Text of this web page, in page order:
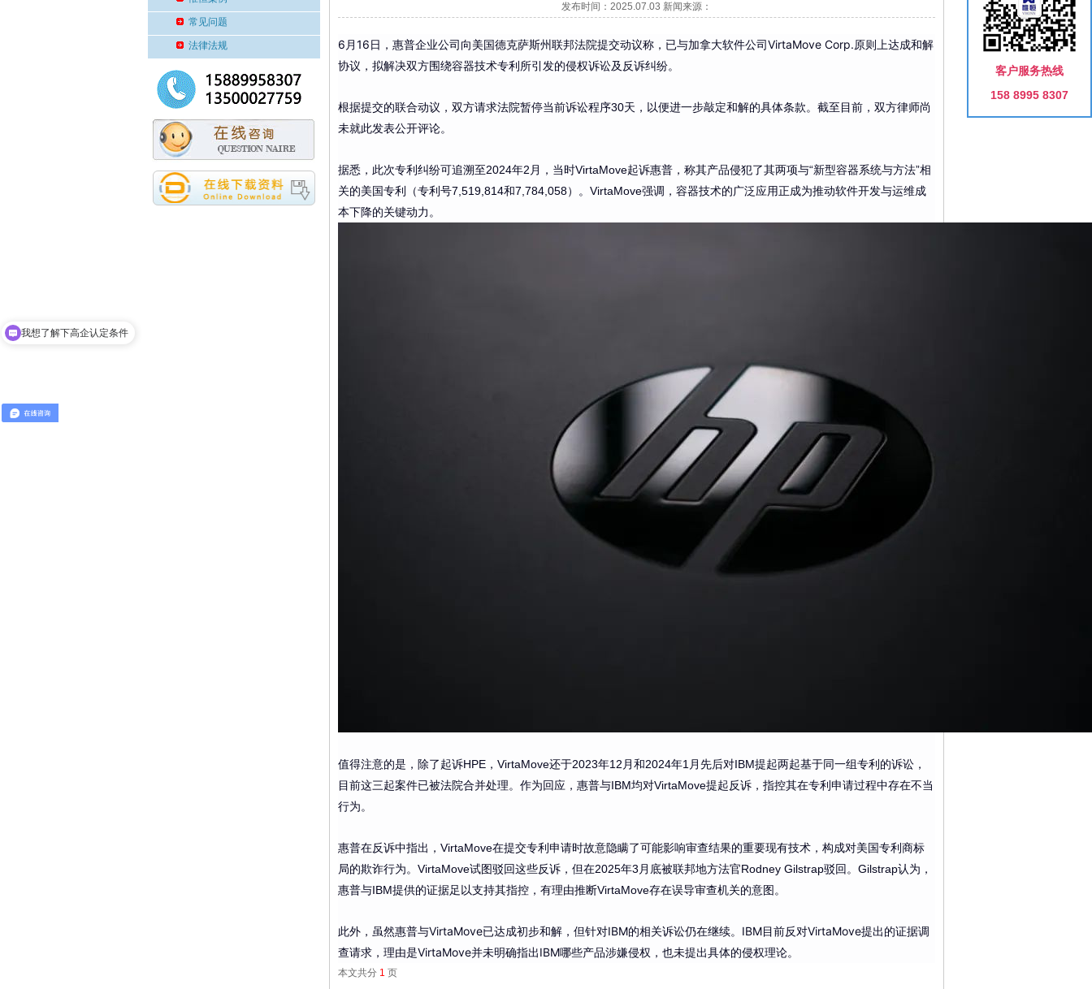
常见问题
法律法规
发布时间： 2025.07.03 新闻来源：
6月16日，惠普企业公司向美国德克萨斯州联邦法院提交动议称，已与加拿大软件公司VirtaMove Corp.原则上达成和解
协议，拟解决双方围绕容器技术专利所引发的侵权诉讼及反诉纠纷。
根据提交的联合动议，双方请求法院暂停当前诉讼程序30天，以便进一步敲定和解的具体条款。截至目前，双方律师尚
未就此发表公开评论。
据悉，此次专利纠纷可追溯至2024年2月，当时VirtaMove起诉惠普，称其产品侵犯了其两项与“新型容器系统与方法”相
关的美国专利（专利号7,519,814和7,784,058）。VirtaMove强调，容器技术的广泛应用正成为推动软件开发与运维成
本下降的关键动力。
值得注意的是，除了起诉HPE，VirtaMove还于2023年12月和2024年1月先后对IBM提起两起基于同一组专利的诉讼，
目前这三起案件已被法院合并处理。作为回应，惠普与IBM均对VirtaMove提起反诉，指控其在专利申请过程中存在不当
行为。
惠普在反诉中指出，VirtaMove在提交专利申请时故意隐瞒了可能影响审查结果的重要现有技术，构成对美国专利商标
局的欺诈行为。VirtaMove试图驳回这些反诉，但在2025年3月底被联邦地方法官Rodney Gilstrap驳回。Gilstrap认为，
惠普与IBM提供的证据足以支持其指控，有理由推断VirtaMove存在误导审查机关的意图。
此外，虽然惠普与VirtaMove已达成初步和解，但针对IBM的相关诉讼仍在继续。IBM目前反对VirtaMove提出的证据调
查请求，理由是VirtaMove并未明确指出IBM哪些产品涉嫌侵权，也未提出具体的侵权理论。
本文共分 1 页
客户服务热线
158 8995 8307
我想了解下高企认定条件